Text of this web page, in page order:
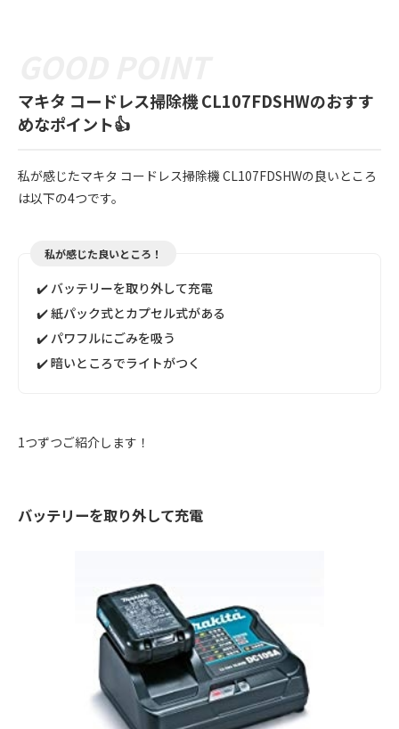
マキタ コードレス掃除機 CL107FDSHWのおすす
めなポイント👍
私が感じたマキタ コードレス掃除機 CL107FDSHWの良いところ
は以下の4つです。
私が感じた良いところ！
✔️ バッテリーを取り外して充電
✔️ 紙パック式とカプセル式がある
✔️ パワフルにごみを吸う
✔️ 暗いところでライトがつく
1つずつご紹介します！
バッテリーを取り外して充電